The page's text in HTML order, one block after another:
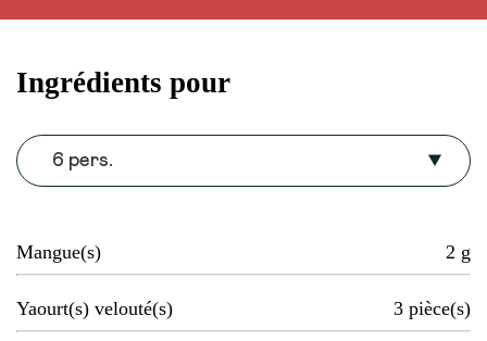
Ingrédients pour
6 pers.
Mangue(s) 2 g
Yaourt(s) velouté(s) 3 pièce(s)